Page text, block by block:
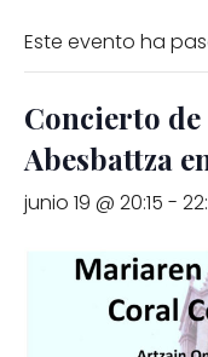
Este evento ha
Concierto
Abesbattza
junio 19 @ 20:15 -